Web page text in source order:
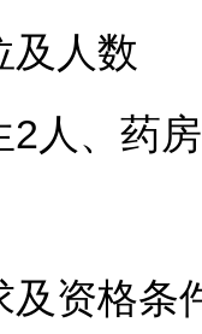
及人数
、药房
资格条